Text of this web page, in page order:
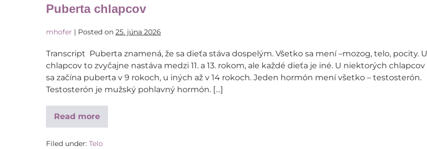
Puberta chlapcov
mhofer | Posted on 25. júna 2026
Transcript Puberta znamená, že sa dieťa stáva dospelým. Všetko sa mení –mozog, telo, pocity. U
chlapcov to zvyčajne nastáva medzi 11. a 13. rokom, ale každé dieťa je iné. U niektorých chlapcov
sa začína puberta v 9 rokoch, u iných až v 14 rokoch. Jeden hormón mení všetko – testosterón.
Testosterón je mužský pohlavný hormón. […]
Read more
Filed under: Telo